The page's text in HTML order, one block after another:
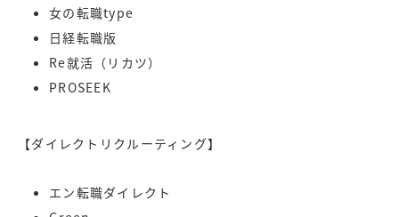
女の転職type
日経転職版
Re就活（リカツ）
PROSEEK
【ダイレクトリクルーティング】
エン転職ダイレクト